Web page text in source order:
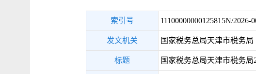
索引号 11100000000125815N/2026-
发文机关 国家税务总局天津市税务局
标题 国家税务总局天津市税务